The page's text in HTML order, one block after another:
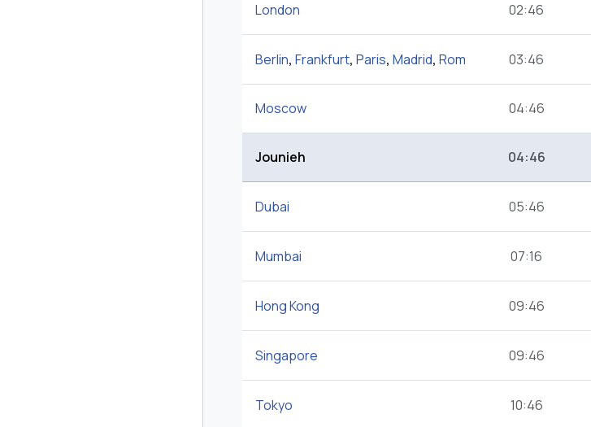
London 02:46
Berlin, Frankfurt, Paris, Madrid, Rom 03:46
Moscow 04:46
Jounieh 04:46
Dubai 05:46
Mumbai 07:16
Hong Kong 09:46
Singapore 09:46
Tokyo 10:46